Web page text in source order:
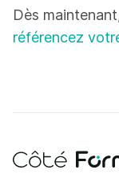
Dès
référencez